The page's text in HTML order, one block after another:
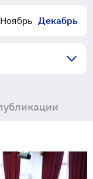
Ноябрь Декабрь